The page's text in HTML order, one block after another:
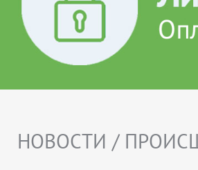
НОВОСТИ /